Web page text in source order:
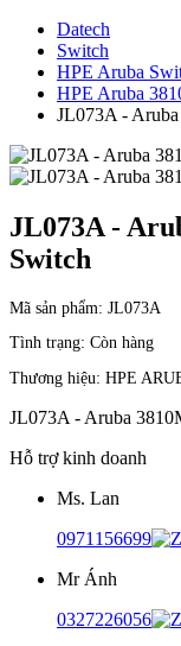
Datech
Switch
HPE Aruba
HPE Aruba
JL073A -
JL073A -
Switch
Mã sản phẩm: JL073A
Tình trạng: Còn hàng
Thương hiệu: HPE
JL073A - Aruba
Hỗ trợ kinh doanh
Ms. Lan
0971156699
Mr Ánh
0327226056